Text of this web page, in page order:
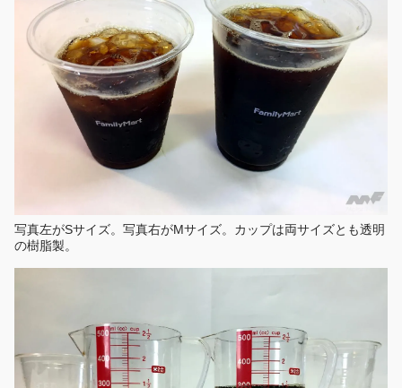
写真左がSサイズ。写真右がMサイズ。カップは両サイズとも透明
の樹脂製。